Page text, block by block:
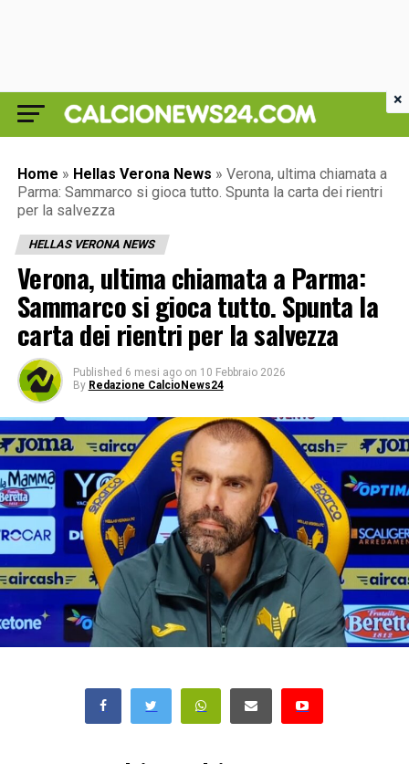
Home » Hellas Verona News » Verona, ultima chiamata a
Parma: Sammarco si gioca tutto. Spunta la carta dei rientri
per la salvezza
HELLAS VERONA NEWS
Verona, ultima chiamata a Parma:
Sammarco si gioca tutto. Spunta la
carta dei rientri per la salvezza
Published 6 mesi ago on 10 Febbraio 2026
By Redazione CalcioNews24
×